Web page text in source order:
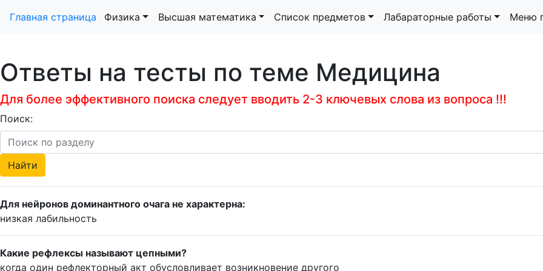
Главная страница Физика Высшая математика Список предметов Лабараторные работы Меню
Ответы на тесты по теме Медицина
Для более эффективного поиска следует вводить 2-3 ключевых слова из вопроса !!!
Поиск:
Для нейронов доминантного очага не характерна:
низкая лабильность
Какие рефлексы называют цепными?
когда один рефлекторный акт обусловливает возникновение другого